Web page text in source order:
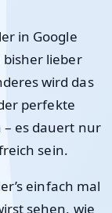
in Google
bisher lieber
wird das
perfekte
– es dauert nur
sein.
einfach mal
sehen, wie